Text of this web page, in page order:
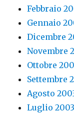
Febbraio
Gennaio
Dicembre
Novembre
Ottobre
Settembre
Agosto
Luglio 2003